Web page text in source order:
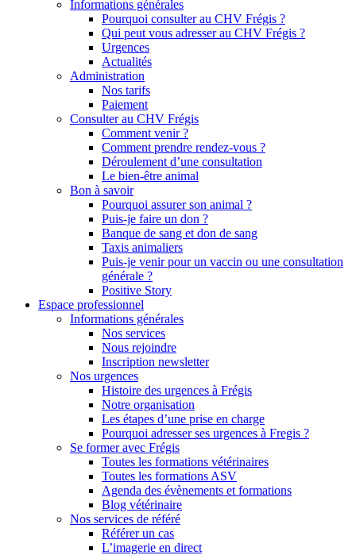
Informations générales
Pourquoi consulter au CHV Frégis ?
Qui peut vous adresser au CHV Frégis ?
Urgences
Actualités
Administration
Nos tarifs
Paiement
Consulter au CHV Frégis
Comment venir ?
Comment prendre rendez-vous ?
Déroulement d’une consultation
Le bien-être animal
Bon à savoir
Pourquoi assurer son animal ?
Puis-je faire un don ?
Banque de sang et don de sang
Taxis animaliers
Puis-je venir pour un vaccin ou une consultation
générale ?
Positive Story
Espace professionnel
Informations générales
Nos services
Nous rejoindre
Inscription newsletter
Nos urgences
Histoire des urgences à Frégis
Notre organisation
Les étapes d’une prise en charge
Pourquoi adresser ses urgences à Fregis ?
Se former avec Frégis
Toutes les formations vétérinaires
Toutes les formations ASV
Agenda des évènements et formations
Blog vétérinaire
Nos services de référé
Référer un cas
L’imagerie en direct